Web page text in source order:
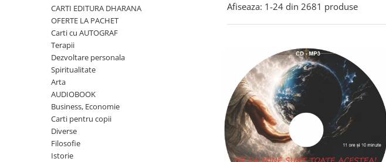
Dezvoltare personala
Spiritualitate
AUDIOBOOK
Business, Economie
Carti pentru copii
CARTI EDITURA DHARANA
OFERTE LA PACHET
Carti cu AUTOGRAF
Terapii
Dezvoltare personala
Spiritualitate
Arta
AUDIOBOOK
Business, Economie
Carti pentru copii
Diverse
Filosofie
Istorie
Afiseaza: 1-24 din 2681 produse